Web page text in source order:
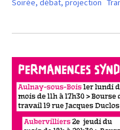
Soirée, débat, projection